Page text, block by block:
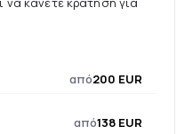
από200 EUR
από138 EUR